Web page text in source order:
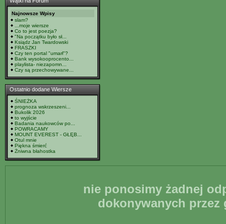
Najnowsze Wpisy
slam?
...moje wiersze
Co to jest poezja?
"Na początku było sł...
Ksiądz Jan Twardowski
FRASZKI
Czy ten portal "umarł"?
Bank wysokooprocento...
playlista- niezapomn...
Czy są przechowywane...
Ostatnio dodane Wiersze
ŚNIEŻKA
prognoza wskrzeszeni...
Bukolik 2026
to wyjście
Badania naukowców po...
POWRACAMY
MOUNT EVEREST - GŁĘB...
Otul mnie
Piękna śmierć
Żniwna błahostka
nie ponosimy żadnej
dokonywanych